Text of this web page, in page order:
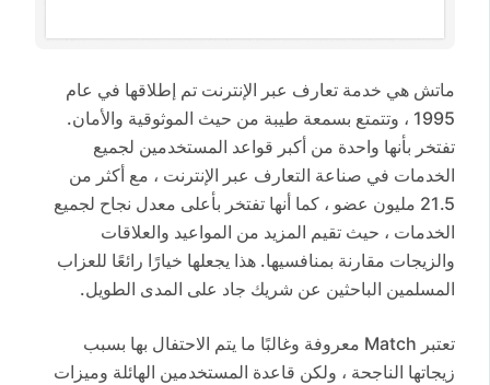
ماتش هي خدمة تعارف عبر الإنترنت تم إطلاقها في عام
1995 ، وتتمتع بسمعة طيبة من حيث الموثوقية والأمان.
تفتخر بأنها واحدة من أكبر قواعد المستخدمين لجميع
الخدمات في صناعة التعارف عبر الإنترنت ، مع أكثر من
21.5 مليون عضو ، كما أنها تفتخر بأعلى معدل نجاح لجميع
الخدمات ، حيث تقيم المزيد من المواعيد والعلاقات
والزيجات مقارنة بمنافسيها. هذا يجعلها خيارًا رائعًا للعزاب
المسلمين الباحثين عن شريك جاد على المدى الطويل.
تعتبر Match معروفة وغالبًا ما يتم الاحتفال بها بسبب
زيجاتها الناجحة ، ولكن قاعدة المستخدمين الهائلة وميزات